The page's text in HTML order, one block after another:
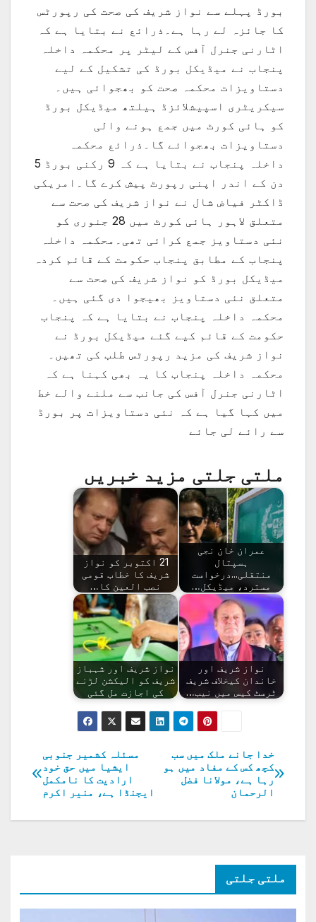
بورڈ پہلے سے نواز شریف کی صحت کی رپورٹس
کا جائزہ لے رہا ہے۔ذرائع نے بتایا ہے کہ
اٹارنی جنرل آفس کے لیٹر پر محکمہ داخلہ
پنجاب نے میڈیکل بورڈ کی تشکیل کے لیے
دستاویزات محکمہ صحت کو بھجوائی ہیں۔
سیکریٹری اسپیشلائزڈ ہیلتھ میڈیکل بورڈ
کو ہائی کورٹ میں جمع ہونے والی
دستاویزات بھجوائے گا۔ذرائع محکمہ
داخلہ پنجاب نے بتایا ہے کہ 9 رکنی بورڈ 5
دن کے اندر اپنی رپورٹ پیش کرے گا۔امریکی
ڈاکٹر فیاض شال نے نواز شریف کی صحت سے
متعلق لاہور ہائی کورٹ میں 28 جنوری کو
نئی دستاویز جمع کرائی تھی۔محکمہ داخلہ
پنجاب کے مطابق پنجاب حکومت کے قائم کردہ
میڈیکل بورڈ کو نواز شریف کی صحت سے
متعلق نئی دستاویز بھیجوا دی گئی ہیں۔
محکمہ داخلہ پنجاب نے بتایا ہے کہ پنجاب
حکومت کے قائم کیے گئے میڈیکل بورڈ نے
نواز شریف کی مزید رپورٹس طلب کی تھیں۔
محکمہ داخلہ پنجاب کا یہ بھی کہنا ہے کہ
اٹارنی جنرل آفس کی جانب سے ملنے والے خط
میں کہا گیا ہے کہ نئی دستاویزات پر بورڈ
سے رائے لی جائے
ملتی جلتی مزید خبریں
عمران خان نجی
ہسپتال
منتقلی...درخواست
مسترد، میڈیکل…
21 اکتوبر کو نواز
شریف کا خطاب قومی
نصب العین کا…
نواز شریف اور
خاندان کیخلاف شریف
ٹرسٹ کیس میں نیب…
نواز شریف اور شہباز
شریف کو الیکشن لڑنے
کی اجازت مل گئی
پوسٹوں
کی
نیویگیشن
مسئلہ کشمیر جنوبی
ایشیا میں حق خود
ارادیت کا نامکمل
ایجنڈا ہے، منیر اکرم
خدا جانے ملک میں سب
کچھ کس کے مفاد میں ہو
رہا ہے، مولانا فضل
الرحمان
ملتی جلتی